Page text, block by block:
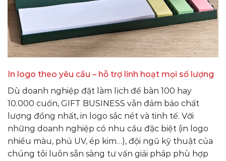
In logo theo yêu cầu – hỗ trợ linh hoạt mọi số lượng
Dù doanh nghiệp đặt làm lịch để bàn 100 hay
10.000 cuốn, GIFT BUSINESS vẫn đảm bảo chất
lượng đồng nhất, in logo sắc nét và tinh tế. Với
những doanh nghiệp có nhu cầu đặc biệt (in logo
nhiều màu, phủ UV, ép kim…), đội ngũ kỹ thuật của
chúng tôi luôn sẵn sàng tư vấn giải pháp phù hợp